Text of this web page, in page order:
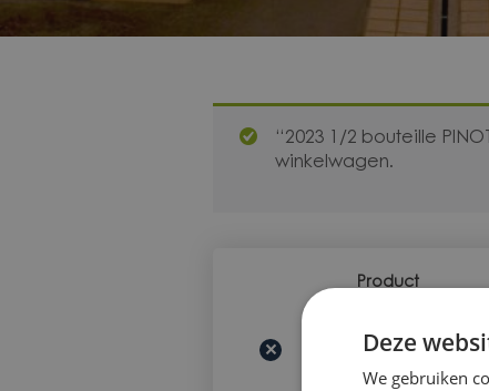
“2023 1/2 bouteille
winkelwagen.
verwijderen
Thumbnail
Product
×
2023 1/2
Véronique et
Deze
We gebruiken